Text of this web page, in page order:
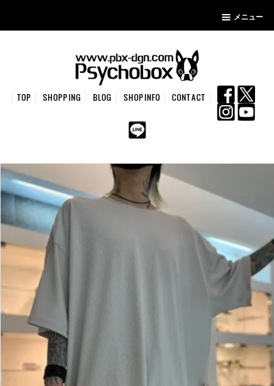
メニュー
TOP SHOPPING BLOG SHOPINFO CONTACT